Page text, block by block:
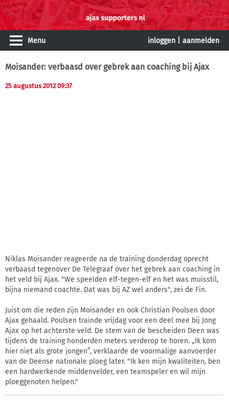
Menu inloggen aanmelden
Moisander: verbaasd over gebrek aan coaching bij Ajax
25 augustus 2012 09:37
Niklas Moisander reageerde na de training donderdag oprecht
verbaasd tegenover De Telegraaf over het gebrek aan coaching in
het veld bij Ajax. "We speelden elf-tegen-elf en het was muisstil,
bijna niemand coachte. Dat was bij AZ wel anders", zei de Fin.
Juist om die reden zijn Moisander en ook Christian Poulsen door
Ajax gehaald. Poulsen trainde vrijdag voor een deel mee bij Jong
Ajax op het achterste veld. De stem van de bescheiden Deen was
tijdens de training honderden meters verderop te horen. „Ik kom
hier niet als grote jongen”, verklaarde de voormalige aanvoerder
van de Deense nationale ploeg later. "Ik ken mijn kwaliteiten, ben
een hardwerkende middenvelder, een teamspeler en wil mijn
ploeggenoten helpen."